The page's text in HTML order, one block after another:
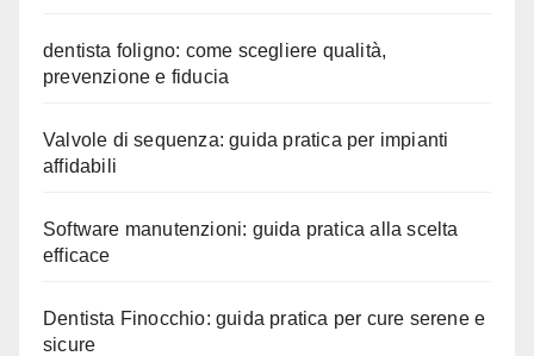
dentista foligno: come scegliere qualità,
prevenzione e fiducia
Valvole di sequenza: guida pratica per impianti
affidabili
Software manutenzioni: guida pratica alla scelta
efficace
Dentista Finocchio: guida pratica per cure serene e
sicure